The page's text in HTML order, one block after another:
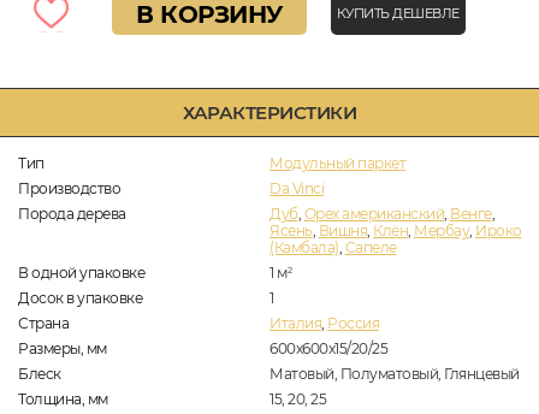
ХАРАКТЕРИСТИКИ
Тип
Модульный паркет
Производство
Da Vinci
Порода дерева
Дуб, Орех американский, Венге,
Ясень, Вишня, Клён, Мербау, Ироко
(Камбала), Сапеле
В одной упаковке
1 м2
Досок в упаковке
1
Страна
Италия, Россия
Размеры, мм
600x600x15/20/25
Блеск
Матовый, Полуматовый, Глянцевый
Толщина, мм
15, 20, 25
В КОРЗИНУ КУПИТЬ ДЕШЕВЛЕ